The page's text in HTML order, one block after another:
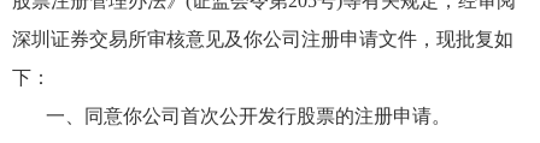
深圳证券交易所审核意见及你公司注册申请文件，现批复如
下：
一、同意你公司首次公开发行股票的注册申请。